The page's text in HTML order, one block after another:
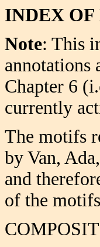
INDEX
Note: This
annotations
Chapter 6
currently
The motifs
by Van,
and
of the